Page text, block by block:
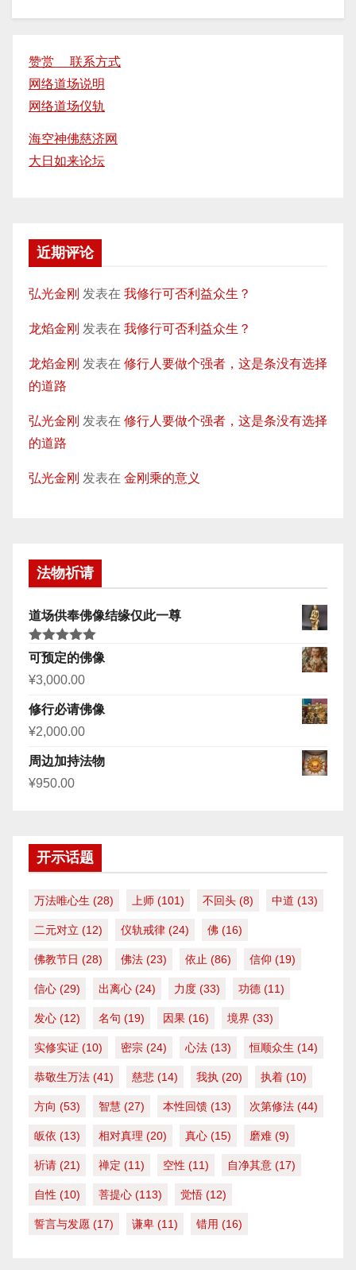
赞赏 联系方式
网络道场说明
网络道场仪轨
海空神佛慈济网
大日如来论坛
近期评论
弘光金刚 发表在 我修行可否利益众生？
龙焰金刚 发表在 我修行可否利益众生？
龙焰金刚 发表在 修行人要做个强者，这是条没有选择
的道路
弘光金刚 发表在 修行人要做个强者，这是条没有选择
的道路
弘光金刚 发表在 金刚乘的意义
法物祈请
道场供奉佛像结缘仅此一尊
评分5.00
&sol; 5
可预定的佛像
¥3,000.00
修行必请佛像
¥2,000.00
周边加持法物
¥950.00
开示话题
万法唯心生 (28) 上师 (101) 不回头 (8) 中道 (13)
二元对立 (12) 仪轨戒律 (24) 佛 (16)
佛教节日 (28) 佛法 (23) 依止 (86) 信仰 (19)
信心 (29) 出离心 (24) 力度 (33) 功德 (11)
发心 (12) 名句 (19) 因果 (16) 境界 (33)
实修实证 (10) 密宗 (24) 心法 (13) 恒顺众生 (14)
恭敬生万法 (41) 慈悲 (14) 我执 (20) 执着 (10)
方向 (53) 智慧 (27) 本性回馈 (13) 次第修法 (44)
皈依 (13) 相对真理 (20) 真心 (15) 磨难 (9)
祈请 (21) 禅定 (11) 空性 (11) 自净其意 (17)
自性 (10) 菩提心 (113) 觉悟 (12)
誓言与发愿 (17) 谦卑 (11) 错用 (16)